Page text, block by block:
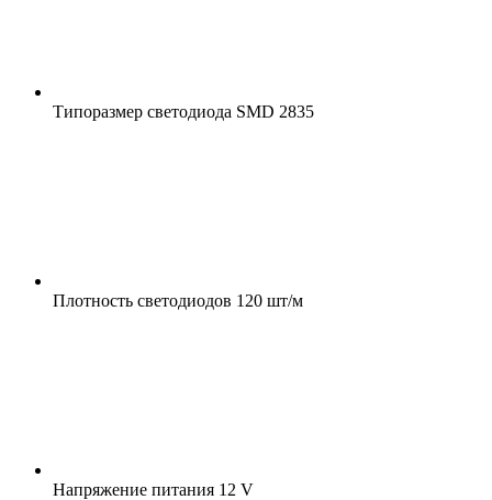
Типоразмер светодиода SMD 2835
Плотность светодиодов 120 шт/м
Напряжение питания 12 V